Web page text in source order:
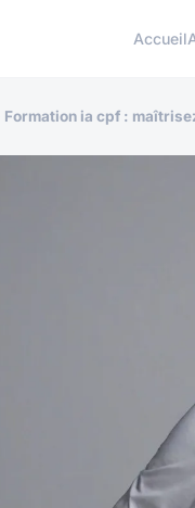
Accueil
Formation ia cpf :